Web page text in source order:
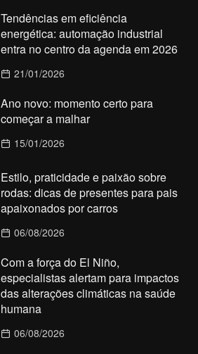
Tendências em eficiência
energética: automação industrial
entra no centro da agenda em 2026
21/01/2026
Ano novo: momento certo para
começar a malhar
15/01/2026
Estilo, praticidade e paixão sobre
rodas: dicas de presentes para pais
apaixonados por carros
06/08/2026
Com a força do El Niño,
especialistas alertam para impactos
das alterações climáticas na saúde
humana
06/08/2026